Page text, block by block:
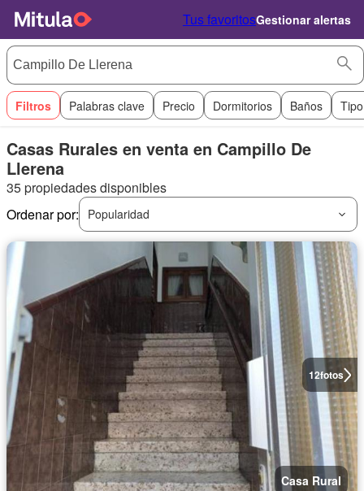
Tus favoritosGestionar alertas
Filtros Palabras clave Precio Dormitorios Baños
Casas Rurales en venta en Campillo De
Llerena
35 propiedades disponibles
Ordenar por:
Popularidad
12fotos
Casa Rural